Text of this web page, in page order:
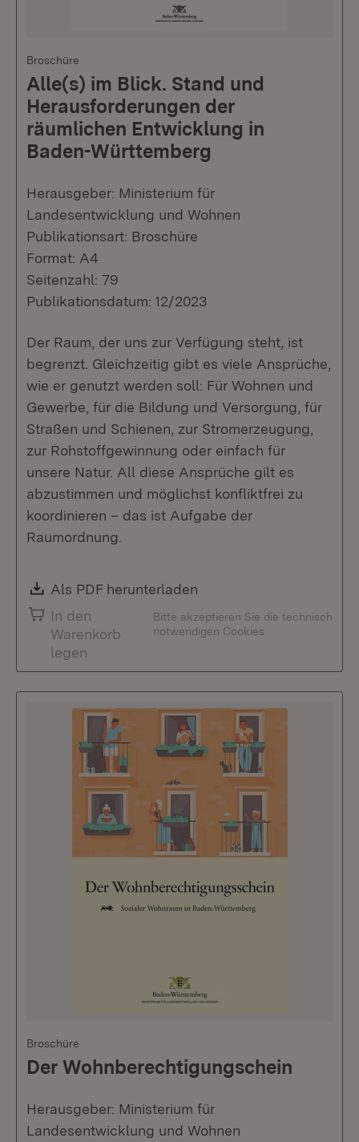
Broschüre
Alle(s) im Blick. Stand und
Herausforderungen der
räumlichen Entwicklung in
Baden-Württemberg
Herausgeber: Ministerium für
Landesentwicklung und Wohnen
Publikationsart: Broschüre
Format: A4
Seitenzahl: 79
Publikationsdatum: 12/2023
Der Raum, der uns zur Verfügung steht, ist
begrenzt. Gleichzeitig gibt es viele Ansprüche,
wie er genutzt werden soll: Für Wohnen und
Gewerbe, für die Bildung und Versorgung, für
Straßen und Schienen, zur Stromerzeugung,
zur Rohstoffgewinnung oder einfach für
unsere Natur. All diese Ansprüche gilt es
abzustimmen und möglichst konfliktfrei zu
koordinieren – das ist Aufgabe der
Raumordnung.
Download:
Als PDF herunterladen
In den
Warenkorb
legen
Bitte akzeptieren Sie die technisch
notwendigen Cookies
Broschüre
Der Wohnberechtigungschein
Herausgeber: Ministerium für
Landesentwicklung und Wohnen